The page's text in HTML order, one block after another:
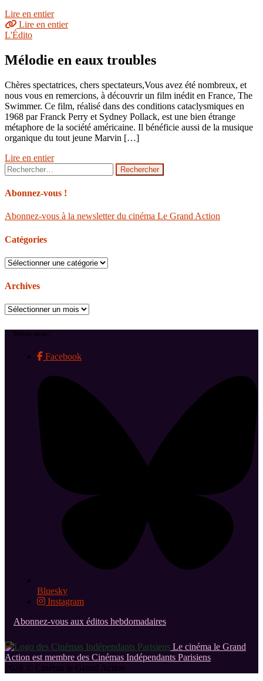
Lire en entier
Lire en entier
L'Édito
Mélodie en eaux troubles
Chères spectatrices, chers spectateurs,Vous avez été nombreux, et
nous vous en remercions, à découvrir un film inédit en France, The
Swimmer. Ce film, réalisé dans des conditions cataclysmiques en
1968 par Franck Perry et Sydney Pollack, est une bien étrange
métaphore de la société américaine. Il bénéficie aussi de la musique
organique du tout jeune Marvin […]
Lire en entier
Rechercher :
Abonnez-vous !
Abonnez-vous à la newsletter du cinéma Le Grand Action
Catégories
Catégories
Archives
Archives
Suivez-nous !
Facebook
Bluesky
Instagram
Abonnez-vous aux éditos hebdomadaires
Le cinéma le Grand
Action est membre des Cinémas Indépendants Parisiens
2026 © Cinéma le Grand Action